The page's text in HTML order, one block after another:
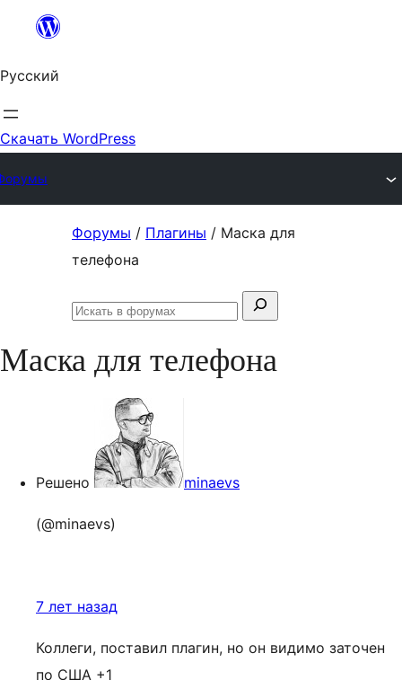
Перейти
содержимому
Русский
Скачать WordPress
Форумы / Плагины / Маска для
телефона
Поиск:
Искать
Маска для телефона
Решено minaevs
(@minaevs)
7 лет назад
Коллеги, поставил плагин, но он видимо заточен
по США +1